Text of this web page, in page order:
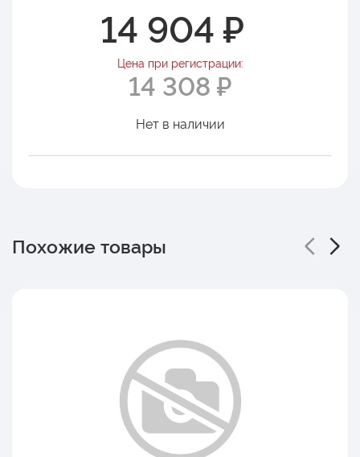
14 904 ₽
Цена при регистрации:
14 308 ₽
Нет в наличии
Похожие товары